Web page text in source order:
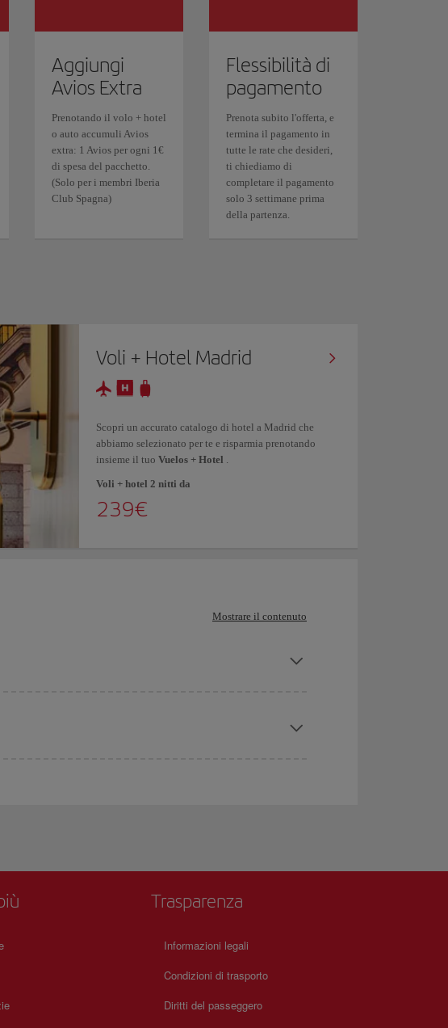
Aggiungi
Avios Extra
Prenotando il volo + hotel
o auto accumuli Avios
extra: 1 Avios per ogni 1€
di spesa del pacchetto.
(Solo per i membri Iberia
Club Spagna)
Flessibilità di
pagamento
Prenota subito l'offerta, e
termina il pagamento in
tutte le rate che desideri,
ti chiediamo di
completare il pagamento
solo 3 settimane prima
della partenza.
Voli + Hotel Madrid
Scopri un accurato catalogo di hotel a Madrid che
abbiamo selezionato per te e risparmia prenotando
insieme il tuo Vuelos + Hotel .
Voli + hotel 2 nitti da
239€
Mostrare il contenuto
Trasparenza
Informazioni legali
Condizioni di trasporto
Diritti del passeggero